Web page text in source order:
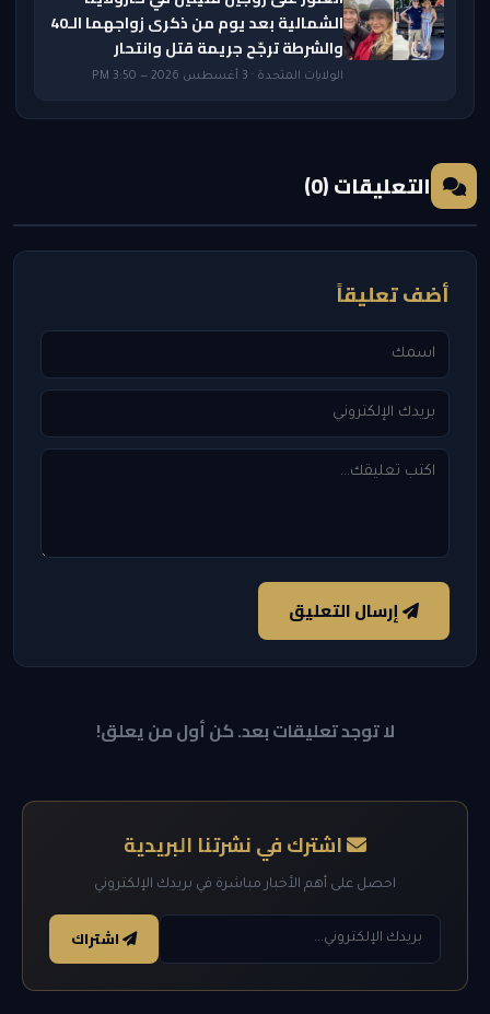
الشمالية بعد يوم من ذكرى زواجهما الـ40
والشرطة ترجّح جريمة قتل وانتحار
الولايات المتحدة · 3 أغسطس 2026 — 3:50 PM
التعليقات (0)
أضف تعليقاً
إرسال التعليق
لا توجد تعليقات بعد. كن أول من يعلق!
اشترك في نشرتنا البريدية
احصل على أهم الأخبار مباشرة في بريدك الإلكتروني
اشتراك